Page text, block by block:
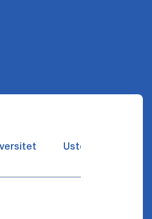
Ustozlar suhbatin